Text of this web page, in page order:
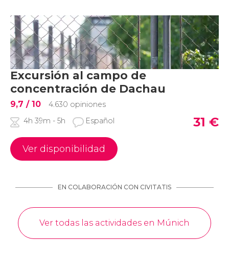
Excursión al campo de
concentración de Dachau
9,7 / 10
4.630 opiniones
4h 39m - 5h
Español 31 €
Ver disponibilidad
EN COLABORACIÓN CON CIVITATIS
Ver todas las actividades en Múnich